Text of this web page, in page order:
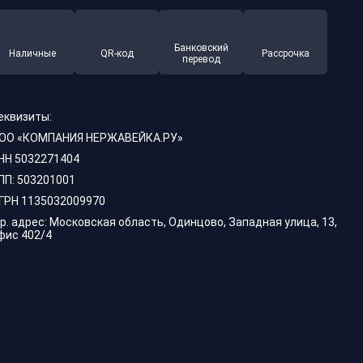
Наличные QR-код
Банковский
перевод
Рассрочка
«КОМПАНИЯ НЕРЖАВЕЙКА.РУ»
5032271404
503201001
1135032009970
адрес: Московская область, Одинцово, Западная улица, 13,
402/4